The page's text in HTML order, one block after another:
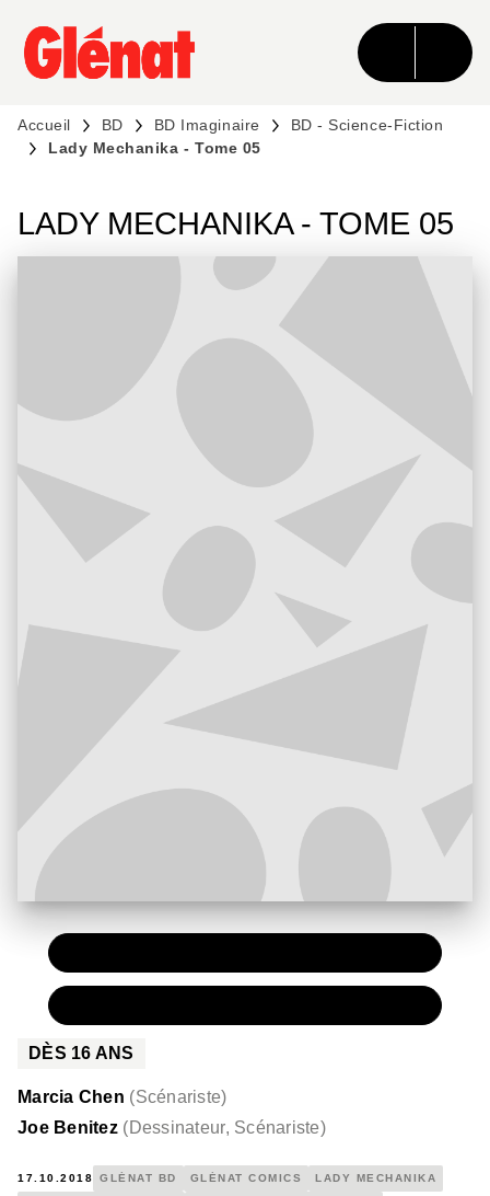
MENU RECHERCHE CONTENU
PIED DE PAGE
Accueil BD BD Imaginaire
BD - Science-Fiction
Lady Mechanika - Tome 05
LADY MECHANIKA - TOME 05
DÈS 16 ANS
Marcia Chen (Scénariste)
Joe Benitez (Dessinateur, Scénariste)
17.10.2018 GLÉNAT BD GLÉNAT COMICS LADY MECHANIKA